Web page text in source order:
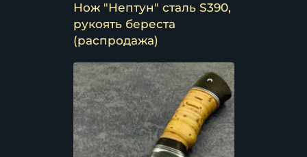
Нож "Нептун" сталь S390,
рукоять береста
(распродажа)